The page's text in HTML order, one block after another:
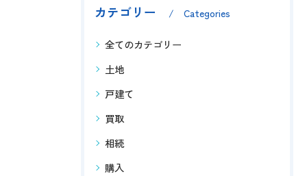
カテゴリー Categories
全てのカテゴリー
土地
戸建て
買取
相続
購入